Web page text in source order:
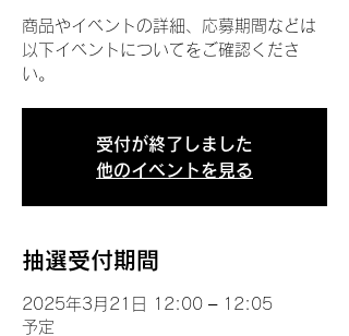
商品やイベントの詳細、応募期間などは
以下イベントについてをご確認くださ
い。
受付が終了しました
他のイベントを見る
抽選受付期間
2025年3月21日 12:00 – 12:05
予定